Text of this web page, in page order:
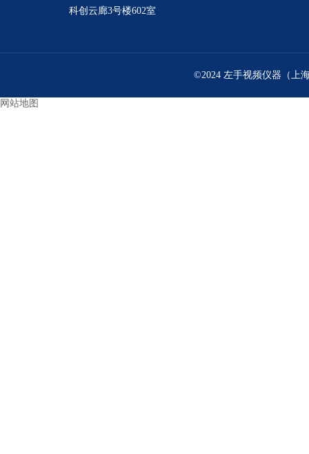
科创云廊3号楼602室
©2024 左手视频仪器（上
网站地图